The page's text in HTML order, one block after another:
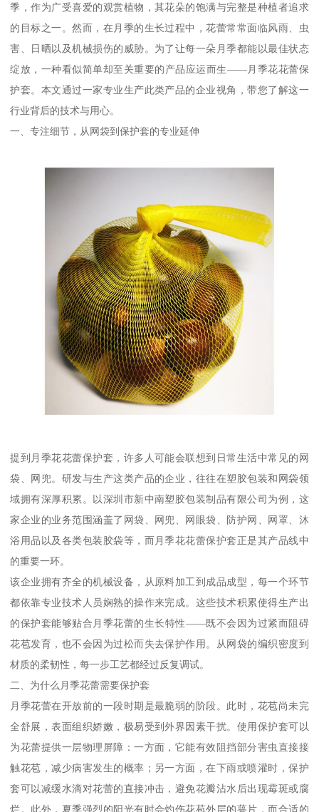
季，作为广受喜爱的观赏植物，其花朵的饱满与完整是种植者追求
的目标之一。然而，在月季的生长过程中，花蕾常常面临风雨、虫
害、日晒以及机械损伤的威胁。为了让每一朵月季都能以最佳状态
绽放，一种看似简单却至关重要的产品应运而生——月季花花蕾保
护套。本文通过一家专业生产此类产品的企业视角，带您了解这一
行业背后的技术与用心。
一、专注细节，从网袋到保护套的专业延伸
提到月季花花蕾保护套，许多人可能会联想到日常生活中常见的网
袋、网兜。研发与生产这类产品的企业，往往在塑胶包装和网袋领
域拥有深厚积累。以深圳市新中南塑胶包装制品有限公司为例，这
家企业的业务范围涵盖了网袋、网兜、网眼袋、防护网、网罩、沐
浴用品以及各类包装胶袋等，而月季花花蕾保护套正是其产品线中
的重要一环。
该企业拥有齐全的机械设备，从原料加工到成品成型，每一个环节
都依靠专业技术人员娴熟的操作来完成。这些技术积累使得生产出
的保护套能够贴合月季花蕾的生长特性——既不会因为过紧而阻碍
花苞发育，也不会因为过松而失去保护作用。从网袋的编织密度到
材质的柔韧性，每一步工艺都经过反复调试。
二、为什么月季花蕾需要保护套
月季花蕾在开放前的一段时期是最脆弱的阶段。此时，花苞尚未完
全舒展，表面组织娇嫩，极易受到外界因素干扰。使用保护套可以
为花蕾提供一层物理屏障：一方面，它能有效阻挡部分害虫直接接
触花苞，减少病害发生的概率；另一方面，在下雨或喷灌时，保护
套可以减缓水滴对花蕾的直接冲击，避免花瓣沾水后出现霉斑或腐
烂。此外，夏季强烈的阳光有时会灼伤花苞外层的萼片，而合适的